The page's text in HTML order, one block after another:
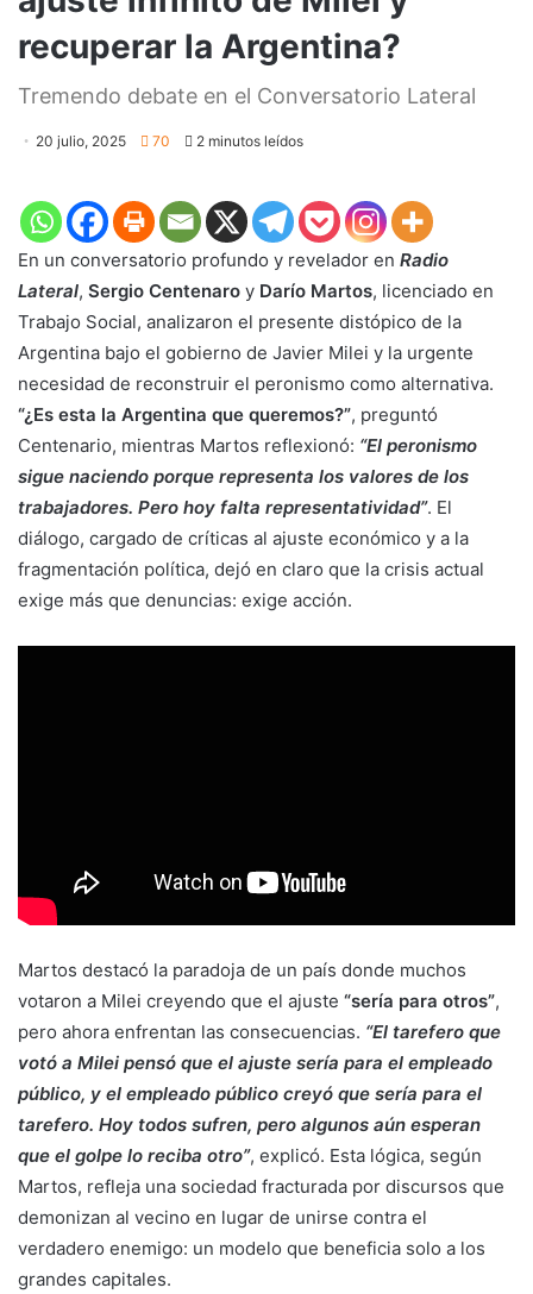
recuperar la Argentina?
Tremendo debate en el Conversatorio Lateral
20 julio, 2025 70 2 minutos leídos
En un conversatorio profundo y revelador en Radio
Lateral, Sergio Centenaro y Darío Martos, licenciado en
Trabajo Social, analizaron el presente distópico de la
Argentina bajo el gobierno de Javier Milei y la urgente
necesidad de reconstruir el peronismo como alternativa.
“¿Es esta la Argentina que queremos?”, preguntó
Centenario, mientras Martos reflexionó: “El peronismo
sigue naciendo porque representa los valores de los
trabajadores. Pero hoy falta representatividad”. El
diálogo, cargado de críticas al ajuste económico y a la
fragmentación política, dejó en claro que la crisis actual
exige más que denuncias: exige acción.
Martos destacó la paradoja de un país donde muchos
votaron a Milei creyendo que el ajuste “sería para otros”,
pero ahora enfrentan las consecuencias. “El tarefero que
votó a Milei pensó que el ajuste sería para el empleado
público, y el empleado público creyó que sería para el
tarefero. Hoy todos sufren, pero algunos aún esperan
que el golpe lo reciba otro”, explicó. Esta lógica, según
Martos, refleja una sociedad fracturada por discursos que
demonizan al vecino en lugar de unirse contra el
verdadero enemigo: un modelo que beneficia solo a los
grandes capitales.